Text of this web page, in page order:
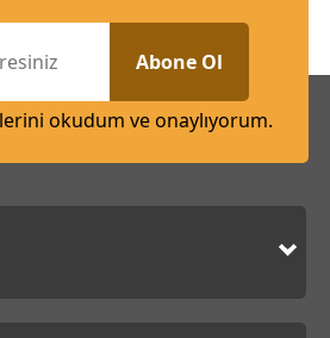
Abone Ol
okudum ve onaylıyorum.